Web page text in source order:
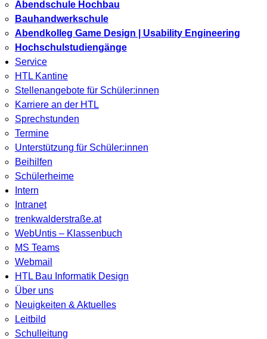
Abendschule Hochbau
Bauhandwerkschule
Abendkolleg Game Design | Usability Engineering
Hochschulstudiengänge
Service
HTL Kantine
Stellenangebote für Schüler:innen
Karriere an der HTL
Sprechstunden
Termine
Unterstützung für Schüler:innen
Beihilfen
Schülerheime
Intern
Intranet
trenkwalderstraße.at
WebUntis – Klassenbuch
MS Teams
Webmail
HTL Bau Informatik Design
Über uns
Neuigkeiten & Aktuelles
Leitbild
Schulleitung